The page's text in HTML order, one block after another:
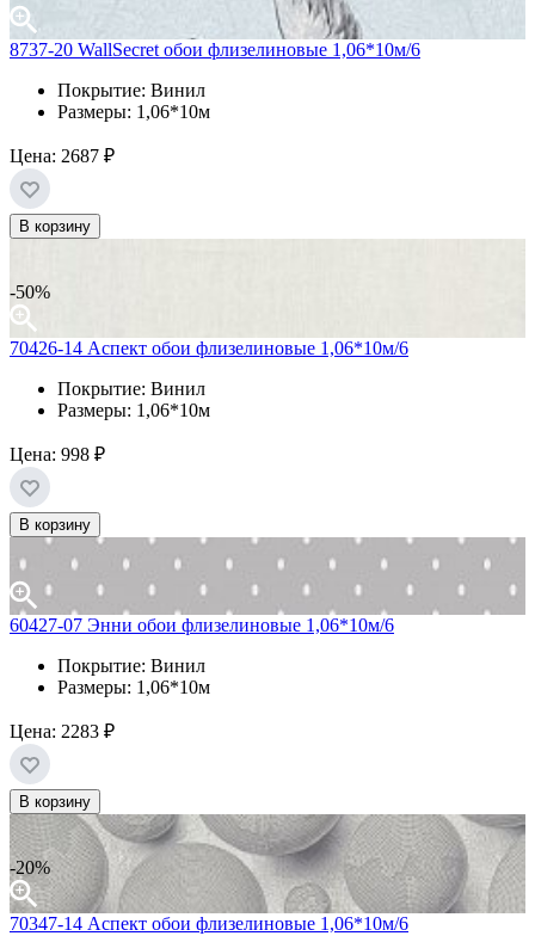
8737-20 WallSecret обои флизелиновые 1,06*10м/6
Покрытие: Винил
Размеры: 1,06*10м
Цена: 2687 ₽
В корзину
-50%
70426-14 Аспект обои флизелиновые 1,06*10м/6
Покрытие: Винил
Размеры: 1,06*10м
Цена: 998 ₽
В корзину
60427-07 Энни обои флизелиновые 1,06*10м/6
Покрытие: Винил
Размеры: 1,06*10м
Цена: 2283 ₽
В корзину
-20%
70347-14 Аспект обои флизелиновые 1,06*10м/6